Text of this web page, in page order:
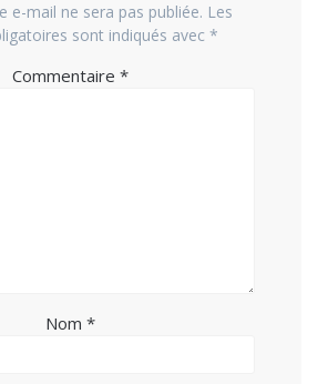
e-mail ne sera pas publiée. Les
sont indiqués avec *
Commentaire *
Nom *